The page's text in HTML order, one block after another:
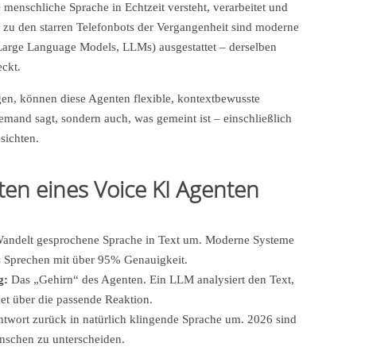
Sprache in Echtzeit versteht, verarbeitet und
den starren Telefonbots der Vergangenheit sind moderne
Language Models, LLMs) ausgestattet – derselben
können diese Agenten flexible, kontextbewusste
sagt, sondern auch, was gemeint ist – einschließlich
eines Voice KI Agenten
gesprochene Sprache in Text um. Moderne Systeme
mit über 95% Genauigkeit.
Das „Gehirn“ des Agenten. Ein LLM analysiert den Text,
über die passende Reaktion.
zurück in natürlich klingende Sprache um. 2026 sind
zu unterscheiden.